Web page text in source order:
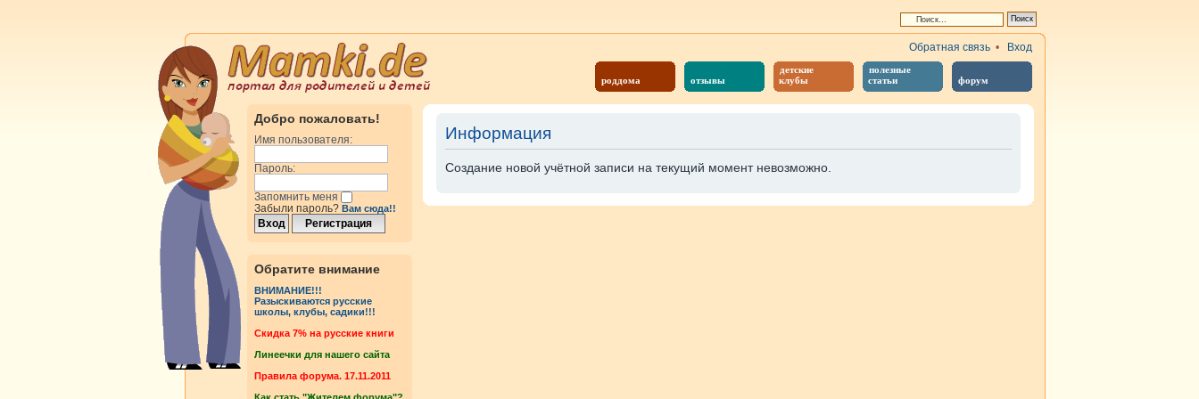
роддома отзывы
детские
клубы
полезные
статьи
форум
Обратная связь • Вход
Добро пожаловать!
Имя пользователя:
Пароль:
Запомнить меня
Забыли пароль? Вам сюда!!
Обратите внимание
ВНИМАНИЕ!!!
Разыскиваются русские
школы, клубы, садики!!!
Cкидка 7% на русские книги
Линеечки для нашего сайта
Правила форума. 17.11.2011
Информация
Создание новой учётной записи на текущий момент невозможно.